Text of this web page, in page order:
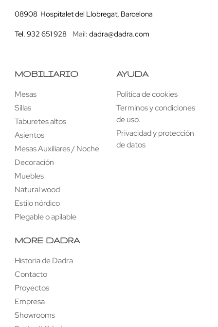
08908 Hospitalet del Llobregat, Barcelona
Tel. 932 651 928 Mail: dadra@dadra.com
MOBILIARIO
Mesas
Sillas
Taburetes altos
Asientos
Mesas Auxiliares / Noche
Decoración
Muebles
Natural wood
Estilo nórdico
Plegable o apilable
AYUDA
Política de cookies
Terminos y condiciones
de uso.
Privacidad y protección
de datos
MORE DADRA
Historia de Dadra
Contacto
Proyectos
Empresa
Showrooms